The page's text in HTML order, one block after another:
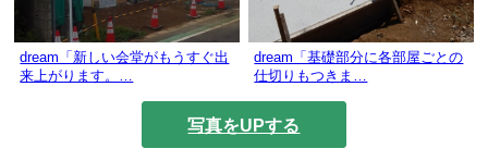
dream「新しい会堂がもうすぐ出
来上がります。…
dream「基礎部分に各部屋ごとの
仕切りもつきま…
写真をUPする